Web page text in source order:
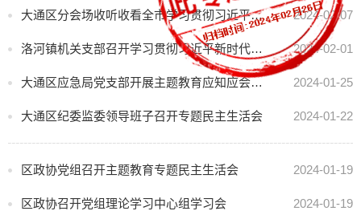
大通区分会场收听收看全市学习贯彻习近平新时代中国特色社会主义思想主题教育总结会议 2024-02-07
洛河镇机关支部召开学习贯彻习近平新时代中国特色社会主义思想主题教育专题组织生活会 2024-02-01
大通区应急局党支部开展主题教育应知应会知识测试 主题党日活动 2024-01-25
大通区纪委监委领导班子召开专题民主生活会 2024-01-22
区政协党组召开主题教育专题民主生活会 2024-01-19
区政协召开党组理论学习中心组学习会 2024-01-19